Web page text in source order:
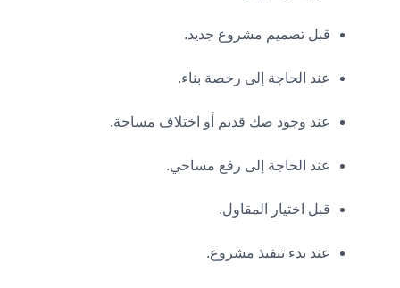
قبل تصميم مشروع جديد.
عند الحاجة إلى رخصة بناء.
عند وجود صك قديم أو اختلاف مساحة.
عند الحاجة إلى رفع مساحي.
قبل اختيار المقاول.
عند بدء تنفيذ مشروع.